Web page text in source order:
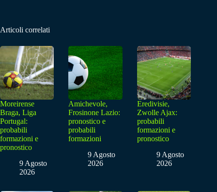
Articoli correlati
Moreirense
Braga, Liga
Portugal:
probabili
formazioni e
pronostico
9 Agosto
2026
Amichevole,
Frosinone Lazio:
pronostico e
probabili
formazioni
9 Agosto
2026
Eredivisie,
Zwolle Ajax:
probabili
formazioni e
pronostico
9 Agosto
2026